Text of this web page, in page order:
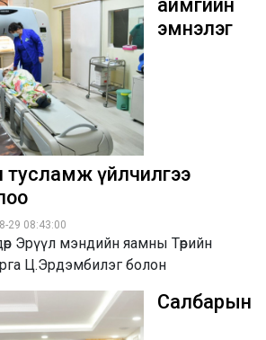
аймгийн
эмнэлэг
тусламж үйлчилгээ
29 08:43:00
Эрүүл мэндийн яамны Төрийн
Ц.Эрдэмбилэг болон
Салбарын